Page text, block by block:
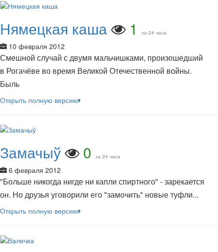
Нямецкая каша 1 за 24 часа
10 февраля 2012
Смешной случай с двумя мальчишками, произошедший
в Рогачёве во время Великой Отечественной войны.
Быль
Открыть полную версию
Замачыў 0 за 24 часа
6 февраля 2012
"Больше никогда нигде ни капли спиртного" - зарекается
он. Но друзья уговорили его "замочить" новые туфли...
Открыть полную версию